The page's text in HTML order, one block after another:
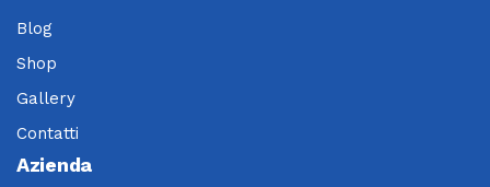
Blog
Shop
Gallery
Contatti
Azienda